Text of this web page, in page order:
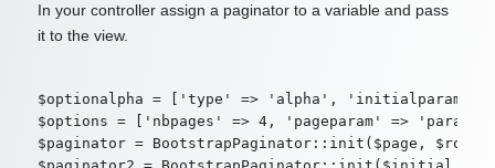
In your controller assign a paginator to a variable and pass
it to the view.
$optionalpha = ['type' => 'alpha', 'initialparam'
$options = ['nbpages' => 4, 'pageparam' =>
$paginator = BootstrapPaginator::init($page,